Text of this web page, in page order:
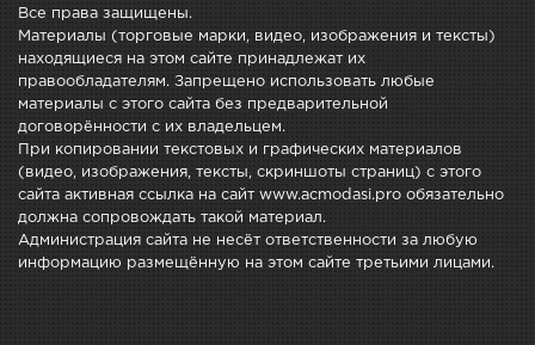
Все права защищены.
Материалы (торговые марки, видео, изображения и тексты)
находящиеся на этом сайте принадлежат их
правообладателям. Запрещено использовать любые
материалы с этого сайта без предварительной
договорённости с их владельцем.
При копировании текстовых и графических материалов
(видео, изображения, тексты, скриншоты страниц) с этого
сайта активная ссылка на сайт www.acmodasi.pro обязательно
должна сопровождать такой материал.
Администрация сайта не несёт ответственности за любую
информацию размещённую на этом сайте третьими лицами.